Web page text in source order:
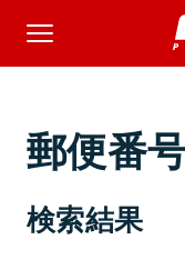
郵便番
検索結果